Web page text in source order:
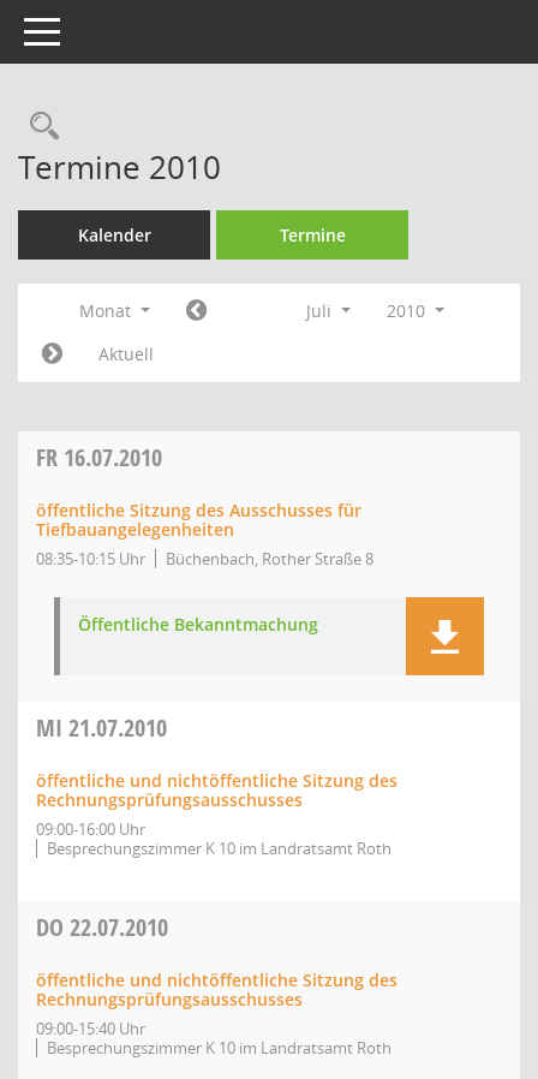
Toggle navigation
Rechercheauswahl
Termine 2010
Kalender Termine
Monat Juli
2010
Aktuell
FR 16.07.2010
öffentliche Sitzung des Ausschusses für
Tiefbauangelegenheiten
08:35-10:15 Uhr Büchenbach, Rother Straße 8
Öffentliche Bekanntmachung
MI 21.07.2010
öffentliche und nichtöffentliche Sitzung des
Rechnungsprüfungsausschusses
09:00-16:00 Uhr
Besprechungszimmer K 10 im Landratsamt Roth
DO 22.07.2010
öffentliche und nichtöffentliche Sitzung des
Rechnungsprüfungsausschusses
09:00-15:40 Uhr
Besprechungszimmer K 10 im Landratsamt Roth